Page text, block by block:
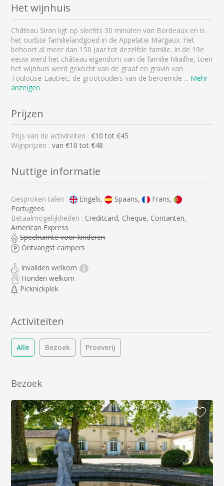
Het wijnhuis
Château Siran ligt op slechts 30 minuten van Bordeaux en is
het oudste familielandgoed in de Appelatie Margaux. Het
behoort al meer dan 150 jaar tot dezelfde familie. In de 19e
eeuw werd het château eigendom van de familie Miailhe, toen
het wijnhuis werd gekocht van de graaf en gravin van
Toulouse-Lautrec, de grootouders van de beroemde ... Mehr
anzeigen
Prijzen
Prijs van de activiteiten :€10 tot €45
Wijnprijzen :van €10 tot €48
Nuttige informatie
Gesproken talen : Engels, Spaans,
Frans,
Portugees
Betaalmogelijkheden : Creditcard, Cheque, Contanten,
American Express
Speelruimte voor kinderen
Ontvangst campers
Invaliden welkom i
Honden welkom
Picknickplek
Activiteiten
Alle Bezoek Proeverij
Bezoek